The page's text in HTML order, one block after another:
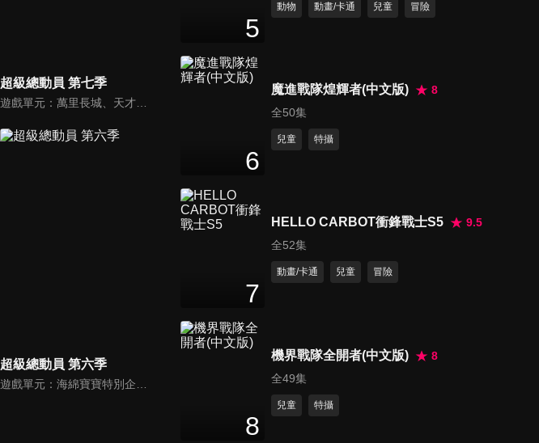
超級總動員 第七季
遊戲單元：萬里長城、天才小釣手、螺帽疊羅漢、眼明手筷、彈指神功、打擊出去。節目中哥哥姐姐要帶著小朋友們闖關拿獎金，快快一起來挑戰吧!!
超級總動員 第六季
遊戲單元：海綿寶寶特別企劃－超級海綿拳、超級密碼、超級黃金眼、超級海綿手、超級劇場、拼圖爭霸。節目中哥哥姐姐要帶著小朋友們闖關拿獎金，快快一起來挑戰吧!!
第13集 胡適國小 vs. 修德國小
第14集 莒光vs.新街
38分鐘
38分鐘
5
動物 動畫/卡通 兒童 冒險
6
魔進戰隊煌輝者(中文版)
8
全50集
兒童 特攝
7
HELLO CARBOT衝鋒戰士S5
9.5
全52集
動畫/卡通 兒童 冒險
8
機界戰隊全開者(中文版)
8
全49集
兒童 特攝